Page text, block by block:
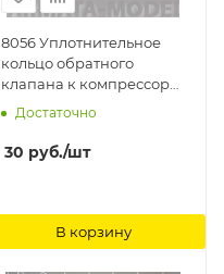
8056 Уплотнительное
кольцо обратного
клапана к компрессору
1205, 1206, 1208, заглушки
G1/8 Jas
Достаточно
30 руб./шт
В корзину